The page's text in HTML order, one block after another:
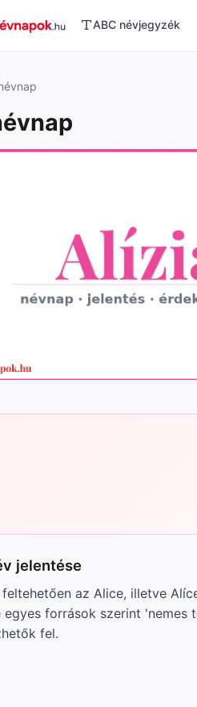
ABC névjegyzék
jelentése
az Alice, illetve
egyes források szerint 'nemes
fel.